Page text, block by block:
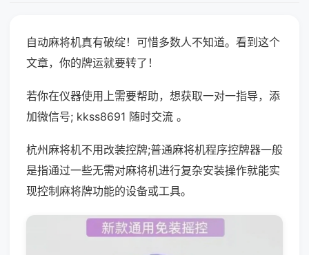
自动麻将机真有破绽！可惜多数人不知道。看到这个
文章，你的牌运就要转了！
若你在仪器使用上需要帮助，想获取一对一指导，添
加微信号; kkss8691 随时交流 。
杭州麻将机不用改装控牌;普通麻将机程序控牌器一般
是指通过一些无需对麻将机进行复杂安装操作就能实
现控制麻将牌功能的设备或工具。